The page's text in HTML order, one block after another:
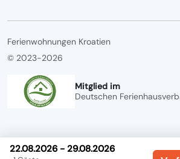
22.08.2026 - 29.08.2026
Ferienwohnungen Kroatien
© 2023-2026
Mitglied im
Deutschen